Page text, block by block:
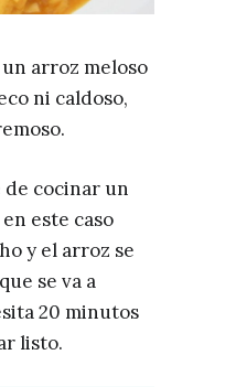
arroz meloso
ni caldoso,
de cocinar un
este caso
y el arroz se
se va a
20 minutos
listo.